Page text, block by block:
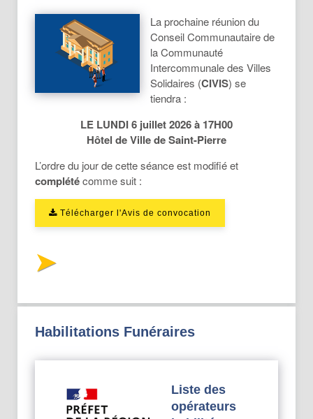
La prochaine réunion du
Conseil Communautaire de
la Communauté
Intercommunale des Villes
Solidaires (CIVIS) se
tiendra :
LE LUNDI 6 juillet 2026 à 17H00
Hôtel de Ville de Saint-Pierre
L’ordre du jour de cette séance est modifié et
complétécomme suit :
Télécharger l'Avis de convocation
Habilitations Funéraires
Liste des
opérateurs